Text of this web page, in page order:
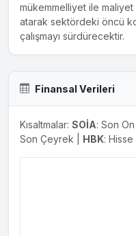
mükemmelliyet ile maliyet
atarak sektördeki öncü
çalışmayı sürdürecektir.
Finansal Verileri
Kısaltmalar: SOİA: Son
Son Çeyrek | HBK: Hisse